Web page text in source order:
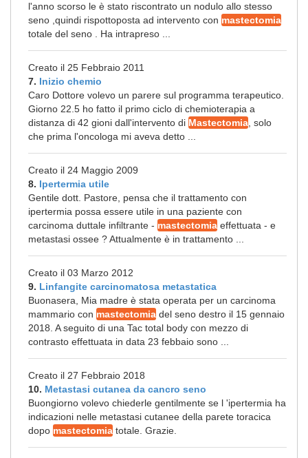
l'anno scorso le è stato riscontrato un nodulo allo stesso
seno ,quindi rispottoposta ad intervento con mastectomia
totale del seno . Ha intrapreso ...
Creato il 25 Febbraio 2011
7. Inizio chemio
Caro Dottore volevo un parere sul programma terapeutico.
Giorno 22.5 ho fatto il primo ciclo di chemioterapia a
distanza di 42 gioni dall'intervento di Mastectomia , solo
che prima l'oncologa mi aveva detto ...
Creato il 24 Maggio 2009
8. Ipertermia utile
Gentile dott. Pastore, pensa che il trattamento con
ipertermia possa essere utile in una paziente con
carcinoma duttale infiltrante - mastectomia effettuata - e
metastasi ossee ? Attualmente è in trattamento ...
Creato il 03 Marzo 2012
9. Linfangite carcinomatosa metastatica
Buonasera, Mia madre è stata operata per un carcinoma
mammario con mastectomia del seno destro il 15 gennaio
2018. A seguito di una Tac total body con mezzo di
contrasto effettuata in data 23 febbaio sono ...
Creato il 27 Febbraio 2018
10. Metastasi cutanea da cancro seno
Buongiorno volevo chiederle gentilmente se l 'ipertermia ha
indicazioni nelle metastasi cutanee della parete toracica
dopo mastectomia totale. Grazie.